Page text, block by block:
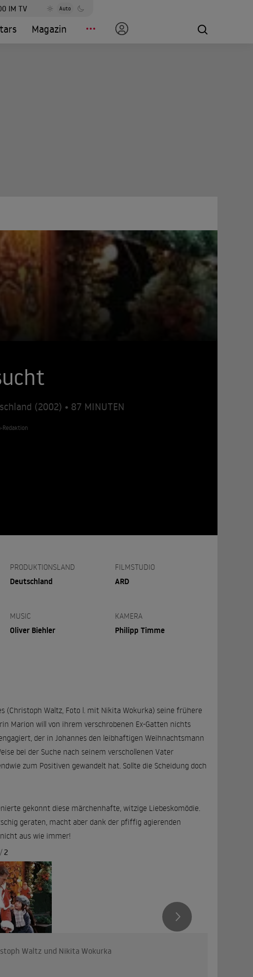
IM TV Auto
Magazin
(2002) • 87 MINUTEN
Redaktion
PRODUKTIONSLAND
Deutschland
FILMSTUDIO
ARD
MUSIC
Oliver Biehler
KAMERA
Philipp Timme
(Christoph Waltz, Foto l. mit Nikita Wokurka) seine frühere
Marion will von ihrem verschrobenen Ex-Gatten nichts
der in Johannes den leibhaftigen Weihnachtsmann
bei der Suche nach seinem verschollenen Vater
zum Positiven gewandelt hat. Sollte die Scheidung doch
gekonnt diese märchenhafte, witzige Liebeskomödie.
geraten, macht aber dank der pfiffig agierenden
aus wie immer!
Waltz und Nikita Wokurka
/ 2